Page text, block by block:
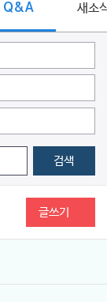
Q&A 새소
검색
글쓰기